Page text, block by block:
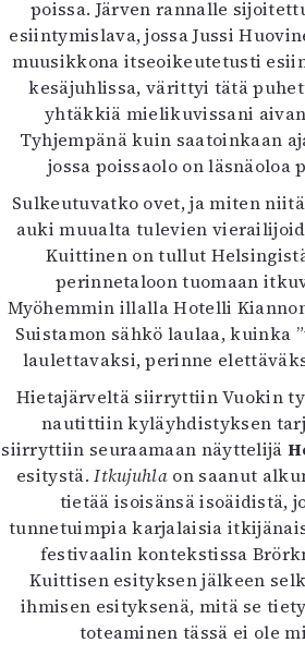
poissa. Järven rannalle
esiintymislava, jossa Jussi
muusikkona itseoikeutetusti
kesäjuhlissa, värittyi tätä
yhtäkkiä mielikuvissani
Tyhjempänä kuin saatoinkaan
jossa poissaolo on läsnäoloa
Sulkeutuvatko ovet, ja miten
auki muualta tulevien
Kuittinen on tullut
perinnetaloon tuomaan
Myöhemmin illalla Hotelli
Suistamon sähkö laulaa, kuinka
laulettavaksi, perinne
Hietajärveltä siirryttiin Vuokin
nautittiin kyläyhdistyksen
siirryttiin seuraamaan näyttelijä
esitystä.Itkujuhla on saanut
tietää isoisänsä isoäidistä,
tunnetuimpia karjalaisia
festivaalin kontekstissa
Kuittisen esityksen jälkeen
ihmisen esityksenä, mitä se
toteaminen tässä ei ole